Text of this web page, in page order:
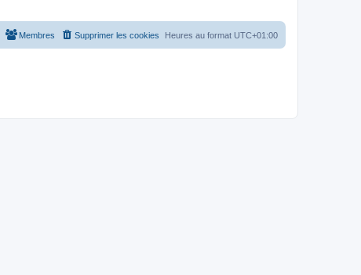
Heures au format UTC+01:00
Supprimer les cookies
Membres